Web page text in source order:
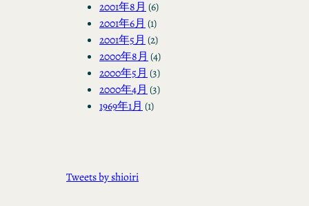
2001年8月 (6)
2001年6月 (1)
2001年5月 (2)
2000年8月 (4)
2000年5月 (3)
2000年4月 (3)
1969年1月 (1)
Tweets by shioiri